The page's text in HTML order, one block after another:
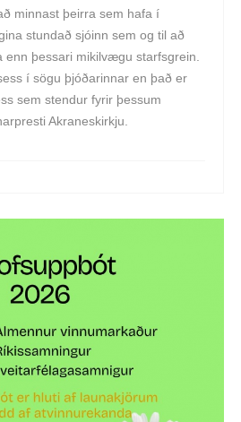
minnast þeirra sem hafa í
stundað sjóinn sem og til að
enn þessari mikilvægu starfsgrein.
í sögu þjóðarinnar en það er
sem stendur fyrir þessum
Akraneskirkju.